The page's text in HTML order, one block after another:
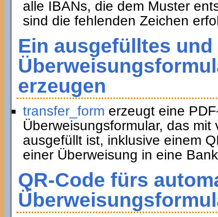
alle IBANs, die dem Muster
sind die fehlenden Zeichen
Ein ausgefülltes
erzeugen
transfer_form erzeugt eine
Überweisungsformular, das
ausgefüllt ist, inklusive einem
einer Überweisung in eine
QR-Code fürs